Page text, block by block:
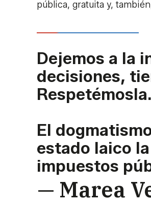
pública, gratuita y,
Dejemos a la
decisiones,
Respetémosla.
El
estado laico
impuestos
— Marea